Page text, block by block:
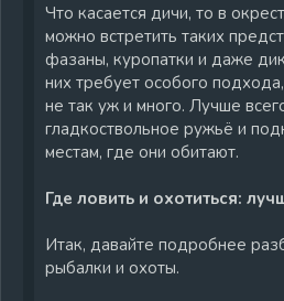
Что касается дичи, то в
можно встретить таких
фазаны, куропатки и даже
них требует особого
не так уж и много. Лучше
гладкоствольное ружьё и
местам, где они обитают.
Где ловить и охотиться:
Итак, давайте подробнее
рыбалки и охоты.